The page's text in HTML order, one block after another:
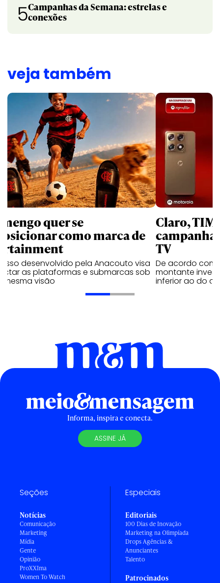
5Campanhas da Semana: estrelas e
conexões
veja também
quer se
como marca de
desenvolvido pela Anacouto visa
as plataformas e submarcas sob
mesma visão
Claro,
TV
De acordo com
montante
inferior ao do
Informa, inspira e conecta.
ASSINE JÁ
Seções
Notícias
Comunicação
Marketing
Mídia
Gente
Opinião
ProXXIma
Women To Watch
Especiais
Editoriais
100 Dias de Inovação
Marketing na Olimpíada
Drops Agências &
Anunciantes
Talento
Patrocinados